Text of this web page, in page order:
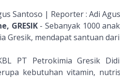
Santoso | Reporter : Adi
GRESIK- Sebanyak 1000
Gresik, mendapat santuan
PT Petrokimia Gresik
kebutuhan vitamin,